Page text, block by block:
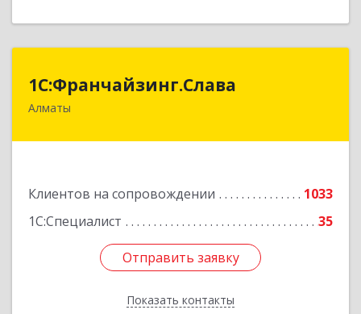
1С:Франчайзинг.Слава
Алматы
Клиентов на сопровождении
1033
1С:Специалист
35
Отправить заявку
Показать контакты
1С:Франчайзинг.Слава
Казахстан, Алматы, 050022, Кашгарская 58-2
Отправить заявку
Назад